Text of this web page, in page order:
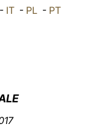
中文
IT- PL- PT